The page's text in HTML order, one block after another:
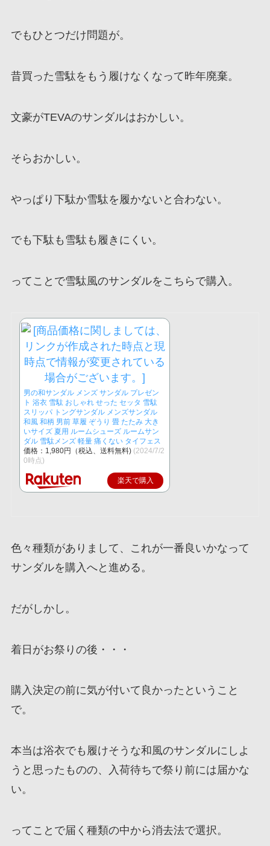
でもひとつだけ問題が。
昔買った雪駄をもう履けなくなって昨年廃棄。
文豪がTEVAのサンダルはおかしい。
そらおかしい。
やっぱり下駄か雪駄を履かないと合わない。
でも下駄も雪駄も履きにくい。
ってことで雪駄風のサンダルをこちらで購入。
男の和サンダル メンズ サンダル プレゼン
ト 浴衣 雪駄 おしゃれ せった セッタ 雪駄
スリッパ トングサンダル メンズサンダル
和風 和柄 男前 草履 ぞうり 畳 たたみ 大き
いサイズ 夏用 ルームシューズ ルームサン
ダル 雪駄メンズ 軽量 痛くない タイフェス
価格：1,980円（税込、送料無料) (2024/7/2
0時点)
楽天で購入
色々種類がありまして、これが一番良いかなって
サンダルを購入へと進める。
だがしかし。
着日がお祭りの後・・・
購入決定の前に気が付いて良かったということ
で。
本当は浴衣でも履けそうな和風のサンダルにしよ
うと思ったものの、入荷待ちで祭り前には届かな
い。
ってことで届く種類の中から消去法で選択。